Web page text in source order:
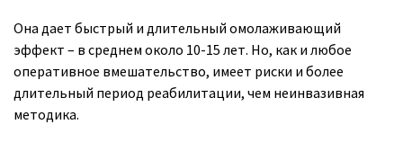
Она дает быстрый и длительный омолаживающий
эффект – в среднем около 10-15 лет. Но, как и любое
оперативное вмешательство, имеет риски и более
длительный период реабилитации, чем неинвазивная
методика.